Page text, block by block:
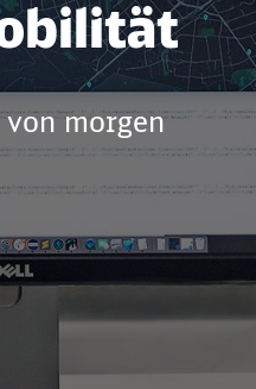
morgen